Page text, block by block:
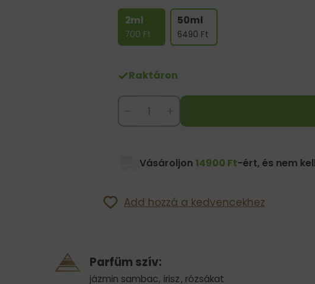
2ml
700 Ft
50ml
6490 Ft
Raktáron
Vásároljon 14900 Ft-ért, és nem
Add hozzá a kedvencekhez
Parfüm szív:
jázmin sambac, írisz, rózsákat